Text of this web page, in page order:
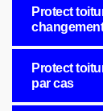
Protect
Protect
par cas